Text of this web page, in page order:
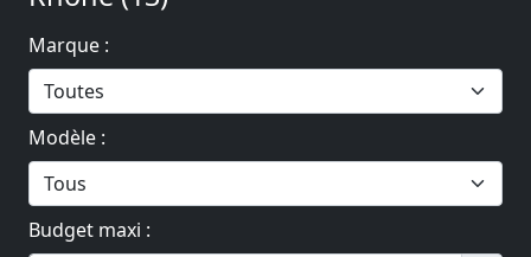
Marque :
Modèle :
Budget maxi :